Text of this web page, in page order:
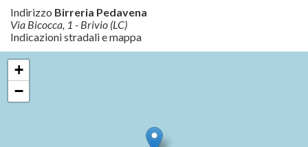
Indirizzo Birreria Pedavena
Via Bicocca, 1 - Brivio (LC)
Indicazioni stradali e mappa
+
−